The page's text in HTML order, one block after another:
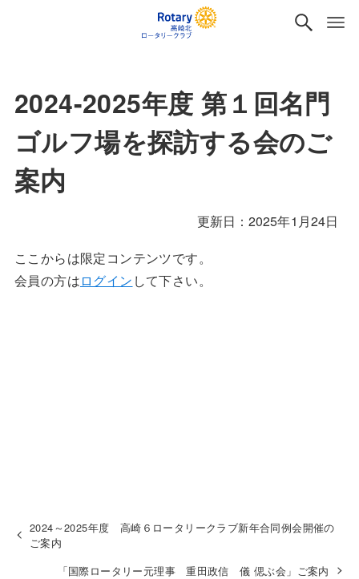
2024-2025年度 第１回名門
ゴルフ場を探訪する会のご
案内
2025年1月24日
ここからは限定コンテンツです。
会員の方はログイン して下さい。
2024～2025年度 高崎６ロータリークラブ新年合同例会開催の
ご案内
「国際ロータリー元理事 重田政信 儀 偲ぶ会」ご案内